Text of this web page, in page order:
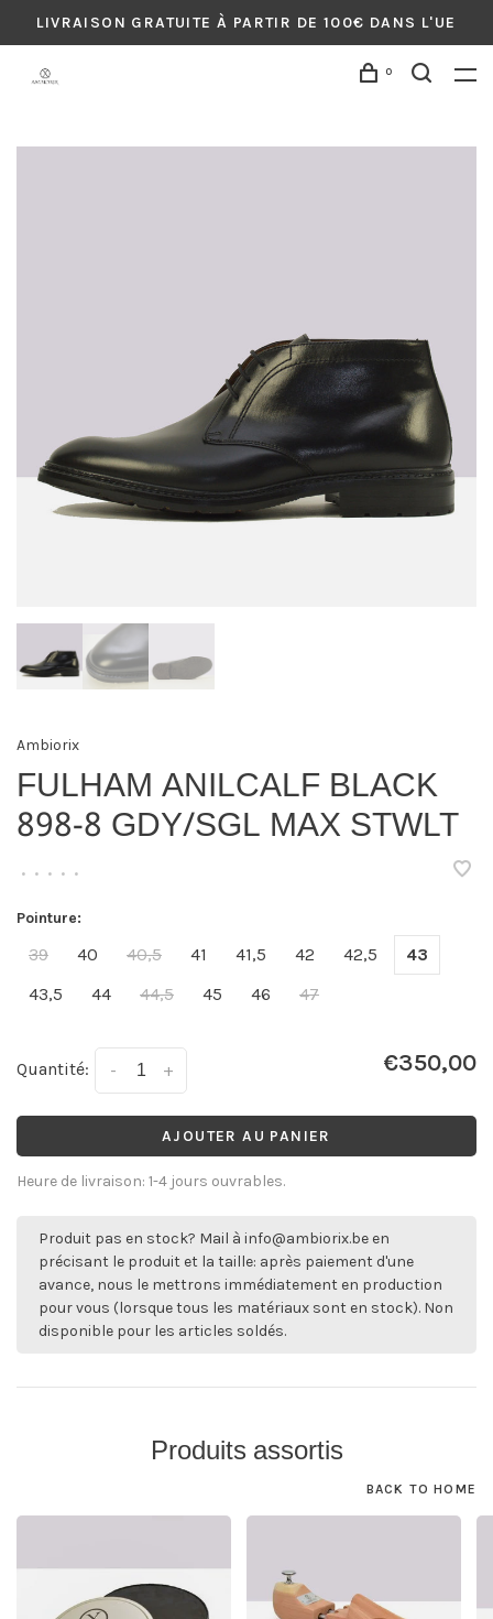
LIVRAISON GRATUITE À PARTIR DE 100€ DANS L'UE
0
Ambiorix
FULHAM ANILCALF BLACK
898-8 GDY/SGL MAX STWLT
• • • • •
Pointure:
39 40 40,5 41 41,5 42 42,5
43
43,5
44 44,5 45 46 47
Quantité: +
- €350,00
AJOUTER AU PANIER
Heure de livraison: 1-4 jours ouvrables.
Produit pas en stock? Mail à info@ambiorix.be en
précisant le produit et la taille: après paiement d'une
avance, nous le mettrons immédiatement en production
pour vous (lorsque tous les matériaux sont en stock). Non
disponible pour les articles soldés.
Produits assortis
BACK TO HOME